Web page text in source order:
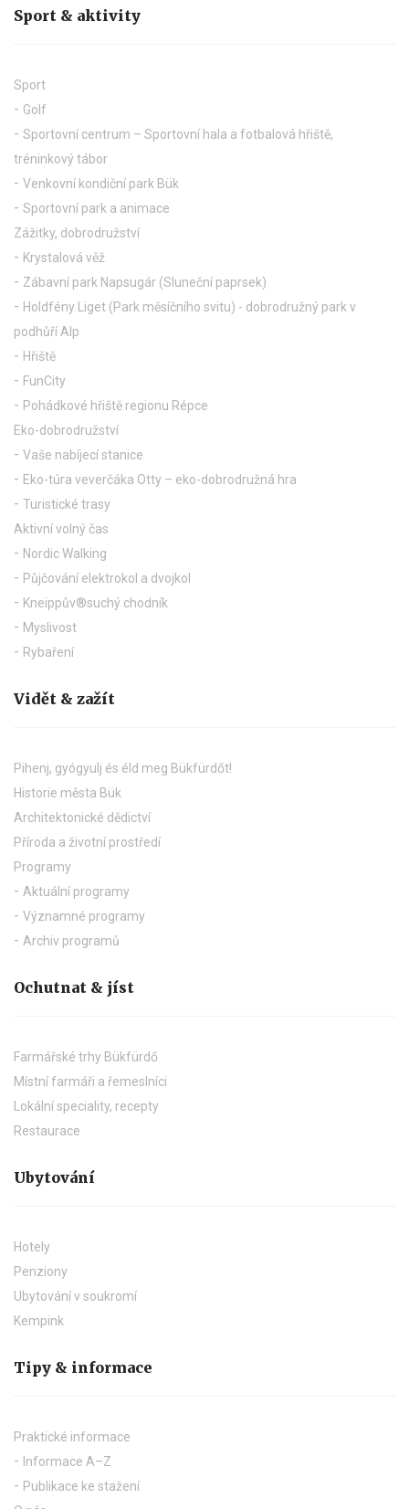
Sport & aktivity
Sport
Golf
Sportovní centrum – Sportovní hala a fotbalová hřiště,
tréninkový tábor
Venkovní kondiční park Bük
Sportovní park a animace
Zážitky, dobrodružství
Krystalová věž
Zábavní park Napsugár (Sluneční paprsek)
Holdfény Liget (Park měsíčního svitu) - dobrodružný park v
podhůří Alp
Hřiště
FunCity
Pohádkové hřiště regionu Répce
Eko-dobrodružství
Vaše nabíjecí stanice
Eko-túra veverčáka Otty – eko-dobrodružná hra
Turistické trasy
Aktivní volný čas
Nordic Walking
Půjčování elektrokol a dvojkol
Kneippův®suchý chodník
Myslivost
Rybaření
Vidět & zažít
Pihenj, gyógyulj és éld meg Bükfürdőt!
Historie města Bük
Architektonické dědictví
Příroda a životní prostředí
Programy
Aktuální programy
Významné programy
Archiv programů
Ochutnat & jíst
Farmářské trhy Bükfürdő
Místní farmáři a řemeslníci
Lokální speciality, recepty
Restaurace
Ubytování
Hotely
Penziony
Ubytování v soukromí
Kempink
Tipy & informace
Praktické informace
Informace A–Z
Publikace ke stažení